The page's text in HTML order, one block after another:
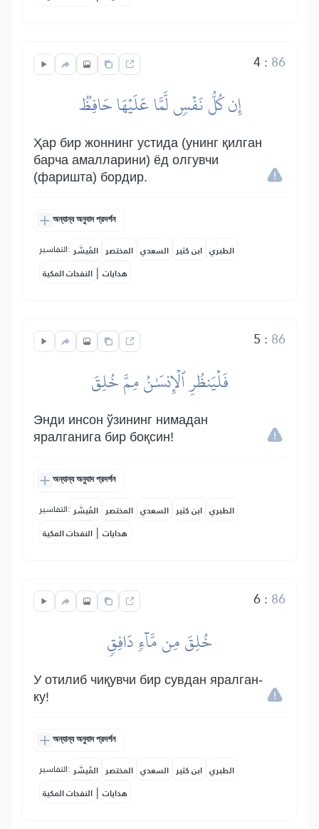
4: 86
إِن كُلُّ نَفۡسٖ لَّمَّا عَلَيۡهَا حَافِظٞ
Ҳар бир жоннинг устида (унинг қилган
барча амалларини) ёд олгувчи
(фаришта) бордир.
অন্যান্য অনুবাদ প্রদর্শন
التفاسير: المُيسَّر المختصر السعدي ابن كثير الطبري
النفحات المكية | هدايات
5 : 86
فَلۡيَنظُرِ ٱلۡإِنسَٰنُ مِمَّ خُلِقَ
Энди инсон ўзининг нимадан
яралганига бир боқсин!
অন্যান্য অনুবাদ প্রদর্শন
التفاسير: المُيسَّر المختصر السعدي ابن كثير الطبري
النفحات المكية | هدايات
6: 86
خُلِقَ مِن مَّآءٖ دَافِقٖ
У отилиб чиқувчи бир сувдан яралган-
ку!
অন্যান্য অনুবাদ প্রদর্শন
التفاسير: المُيسَّر المختصر السعدي ابن كثير الطبري
النفحات المكية | هدايات